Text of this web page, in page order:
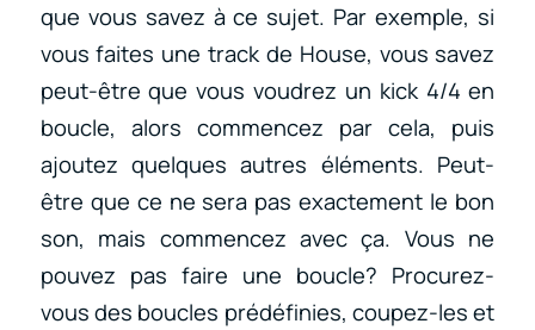
que vous savez à ce sujet. Par exemple, si
vous faites une track de House, vous savez
peut-être que vous voudrez un kick 4/4 en
boucle, alors commencez par cela, puis
ajoutez quelques autres éléments. Peut-
être que ce ne sera pas exactement le bon
son, mais commencez avec ça. Vous ne
pouvez pas faire une boucle? Procurez-
vous des boucles prédéfinies, coupez-les et